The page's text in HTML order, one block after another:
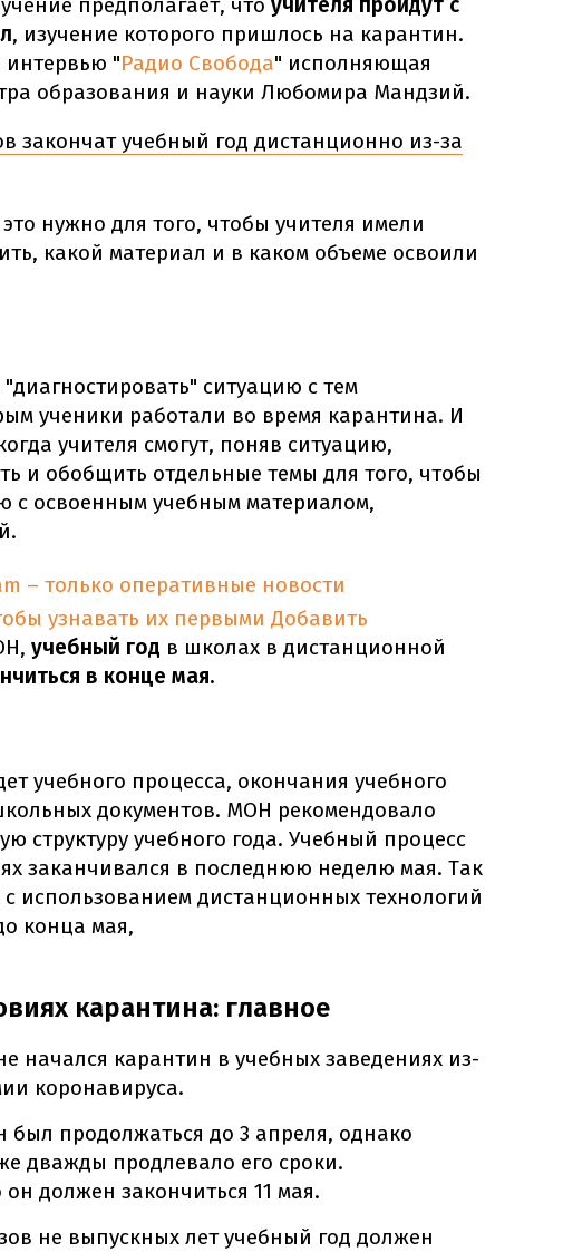
предполагает, что учителя пройдут с
, изучение которого пришлось на карантин.
интервью "Радио Свобода" исполняющая
образования и науки Любомира Мандзий.
закончат учебный год дистанционно из-за
нужно для того, чтобы учителя имели
какой материал и в каком объеме освоили
ситуацию с тем
ученики работали во время карантина. И
учителя смогут, поняв ситуацию,
и обобщить отдельные темы для того, чтобы
с освоенным учебным материалом,
– только оперативные новости
узнавать их первыми Добавить
учебный год в школах в дистанционной
в конце мая.
учебного процесса, окончания учебного
документов. МОН рекомендовало
структуру учебного года. Учебный процесс
заканчивался в последнюю неделю мая. Так
с использованием дистанционных технологий
конца мая,
карантина: главное
начался карантин в учебных заведениях из-
коронавируса.
был продолжаться до 3 апреля, однако
дважды продлевало его сроки.
он должен закончиться 11 мая.
не выпускных лет учебный год должен